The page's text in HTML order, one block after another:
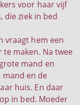
voor haar vijf
die ziek in bed
vraagt hem een
maken. Na twee
mand en
en de
huis. En daar
in bed. Moeder